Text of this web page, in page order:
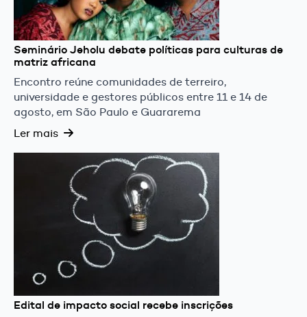
Seminário Jeholu debate políticas para culturas de
matriz africana
Encontro reúne comunidades de terreiro,
universidade e gestores públicos entre 11 e 14 de
agosto, em São Paulo e Guararema
Ler mais
Edital de impacto social recebe inscrições